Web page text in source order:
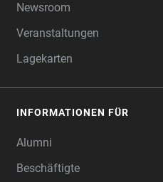
Newsroom
Veranstaltungen
Lagekarten
INFORMATIONEN FÜR
Alumni
Beschäftigte